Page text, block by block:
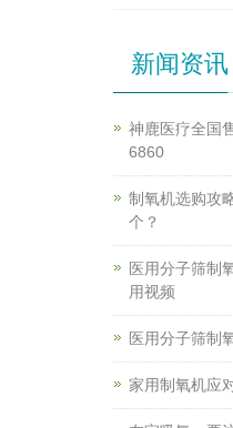
新闻资讯
神鹿医疗全国
6860
制氧机选购攻
个？
医用分子筛制
用视频
医用分子筛制
家用制氧机应